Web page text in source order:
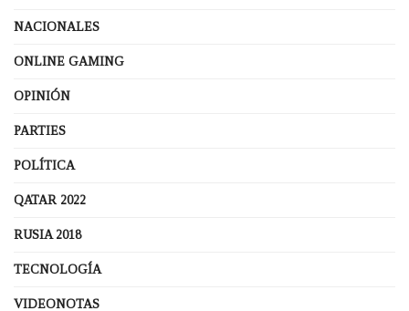
NACIONALES
ONLINE GAMING
OPINIÓN
PARTIES
POLÍTICA
QATAR 2022
RUSIA 2018
TECNOLOGÍA
VIDEONOTAS